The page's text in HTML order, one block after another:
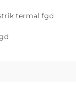
termal fgd